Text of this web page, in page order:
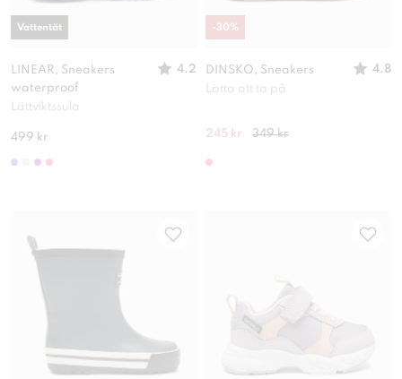
LINEAR, Sneakers
waterproof
4.2
Lättviktssula
499 kr
Vattentät
DINSKO, Sneakers
4.8
Lätta att ta på
245 kr 349 kr
-30%